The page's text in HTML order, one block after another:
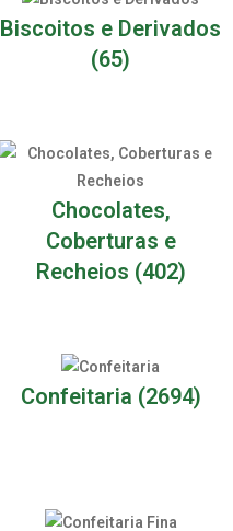
Biscoitos e Derivados
(65)
Chocolates,
Coberturas e
Recheios (402)
Confeitaria (2694)